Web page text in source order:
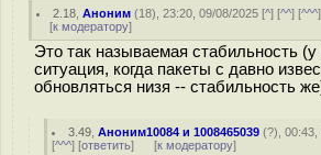
2.18 ,Аноним (18), 23:20, 09/08/2025 [^] [^^] [^^^
[к модератору]
Это так называемая стабильность (у
ситуация, когда пакеты с давно
обновляться низя -- стабильность
3.49 ,Аноним10084 и 1008465039 (?), 00:43,
[^^^] [ответить] [к модератору]